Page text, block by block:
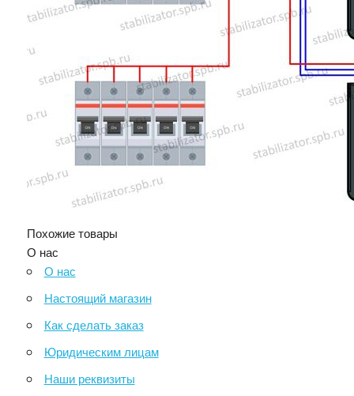
Похожие товары
О нас
О нас
Настоящий магазин
Как сделать заказ
Юридическим лицам
Наши реквизиты